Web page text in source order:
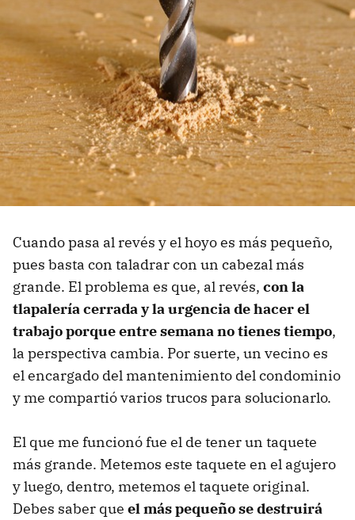
Cuando pasa al revés y el hoyo es más pequeño,
pues basta con taladrar con un cabezal más
grande. El problema es que, al revés, con la
tlapalería cerrada y la urgencia de hacer el
trabajo porque entre semana no tienes tiempo,
la perspectiva cambia. Por suerte, un vecino es
el encargado del mantenimiento del condominio
y me compartió varios trucos para solucionarlo.
El que me funcionó fue el de tener un taquete
más grande. Metemos este taquete en el agujero
y luego, dentro, metemos el taquete original.
Debes saber que el más pequeño se destruirá